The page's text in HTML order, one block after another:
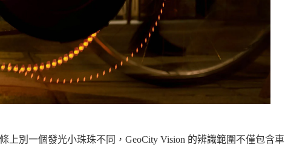
上別一個發光小珠珠不同，GeoCity Vision 的辨識範圍不僅包含車